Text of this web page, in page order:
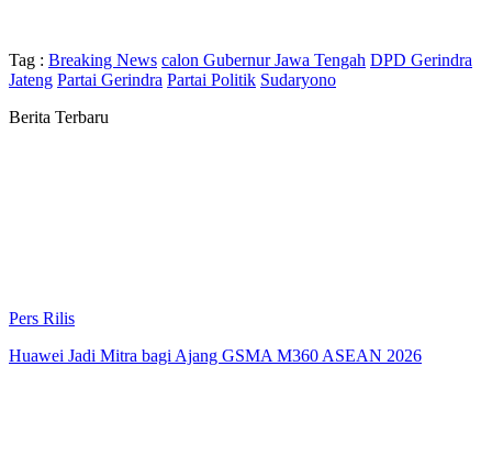
Tag : Breaking News calon Gubernur Jawa Tengah DPD Gerindra
Jateng Partai Gerindra Partai Politik Sudaryono
Berita Terbaru
Pers Rilis
Huawei Jadi Mitra bagi Ajang GSMA M360 ASEAN 2026